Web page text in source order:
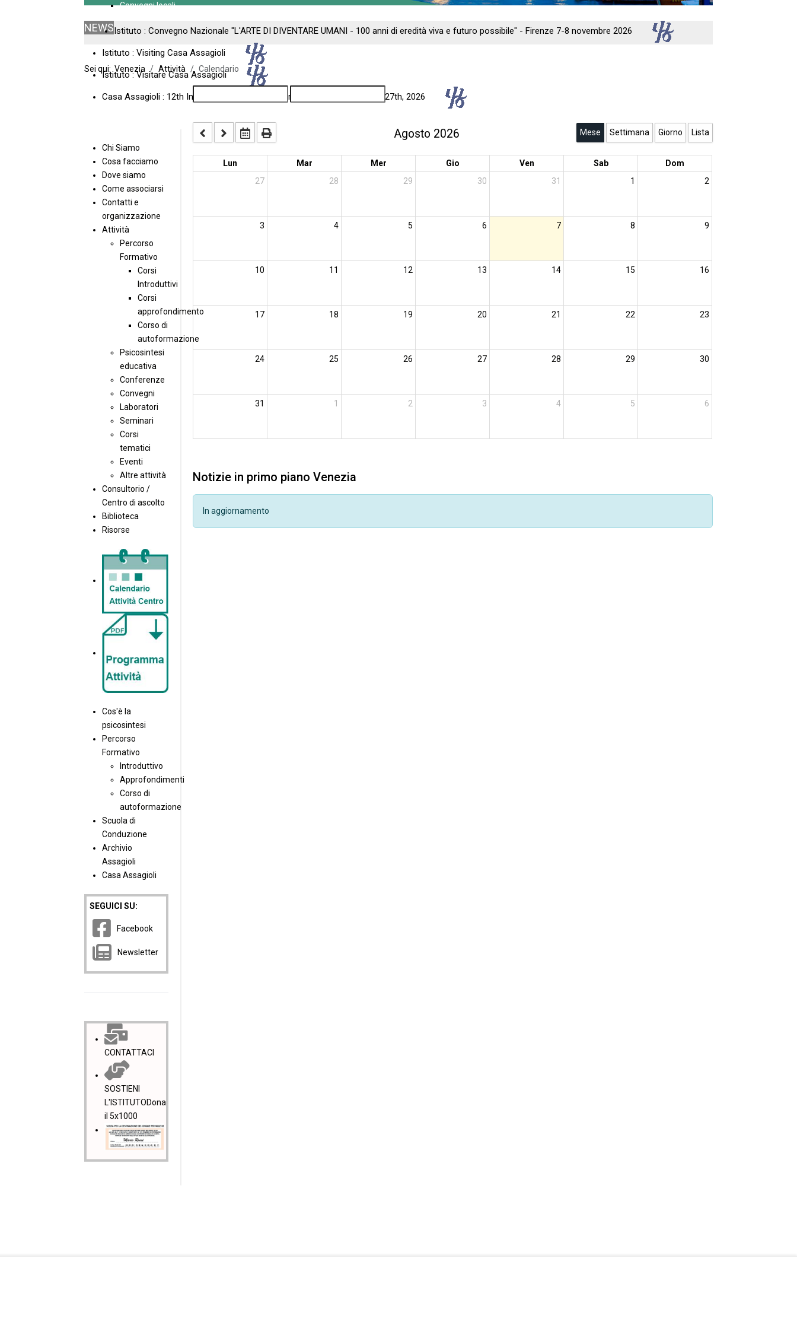
Convegni locali
NEWSIstituto : Convegno Nazionale "L'ARTE DI DIVENTARE UMANI - 100 anni di eredità viva e futuro possibile" - Firenze 7-8 novembre 2026
Istituto : Visiting Casa Assagioli
Istituto : Visitare Casa Assagioli
Casa Assagioli : 12th International Meeting - Florence: September 24th - 27th, 2026
Sei qui:Venezia Attività Calendario
Chi Siamo
Cosa facciamo
Dove siamo
Come associarsi
Contatti e
organizzazione
Attività
Percorso
Formativo
Corsi
Introduttivi
Corsi
approfondimento
Corso di
autoformazione
Psicosintesi
educativa
Conferenze
Convegni
Laboratori
Seminari
Corsi
tematici
Eventi
Altre attività
Consultorio /
Centro di ascolto
Biblioteca
Risorse
Cos'è la
psicosintesi
Percorso
Formativo
Introduttivo
Approfondimenti
Corso di
autoformazione
Scuola di
Conduzione
Archivio
Assagioli
Casa Assagioli
SEGUICI SU:
Facebook
Newsletter
CONTATTACI
SOSTIENI
L'ISTITUTODona
il 5x1000
Agosto 2026 Mese Settimana Giorno Lista
Lun Mar Mer Gio Ven Sab
Dom
27
28 29 30 31 1 2
3 4 5 6 7 8 9
10 11 12 13 14 15 16
17 18 19 20 21 22 23
24 25 26 27 28 29 30
31 1 2 3 4 5 6
Notizie in primo piano Venezia
In aggiornamento